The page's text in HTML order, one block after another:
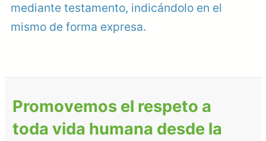
mediante testamento, indicándolo en el
mismo de forma expresa.
Promovemos el respeto a
toda vida humana desde la